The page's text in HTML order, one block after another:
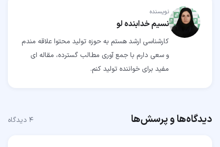
نویسنده
نسیم خدابنده لو
کارشناسی ارشد هستم به حوزه تولید محتوا علاقه مندم
و سعی دارم با جمع آوری مطالب گسترده، مقاله ای
مفید برای خواننده تولید کنم.
دیدگاه‌ها و پرسش‌ها ۴ دیدگاه